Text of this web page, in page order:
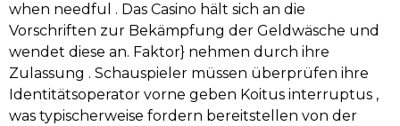
when needful . Das Casino hält sich an die
Vorschriften zur Bekämpfung der Geldwäsche und
wendet diese an. Faktor} nehmen durch ihre
Zulassung . Schauspieler müssen überprüfen ihre
Identitätsoperator vorne geben Koitus interruptus ,
was typischerweise fordern bereitstellen von der